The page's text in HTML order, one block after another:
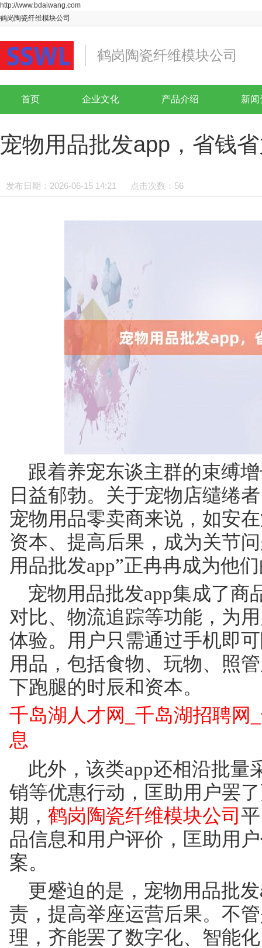
http://www.bdaiwang.com
鹤岗陶瓷纤维模块公司
鹤岗陶瓷纤维模块公司
首页 企业文化 产品介绍 新闻
宠物用品批发app，省钱
发布日期：2026-06-15 14:21 点击次数：56
跟着养宠东谈主群的束缚
日益郁勃。关于宠物店缱绻
宠物用品零卖商来说，如安
资本、提高后果，成为关节
用品批发app”正冉冉成为他
宠物用品批发app集成了商
对比、物流追踪等功能，为
体验。用户只需通过手机即
用品，包括食物、玩物、照
下跑腿的时辰和资本。
千岛湖人才网_千岛湖招聘网
息
此外，该类app还相沿批量
销等优惠行动，匡助用户罢
期，鹤岗陶瓷纤维模块公司
品信息和用户评价，匡助用
案。
更蹙迫的是，宠物用品批
责，提高举座运营后果。不
理，齐能罢了数字化、智能